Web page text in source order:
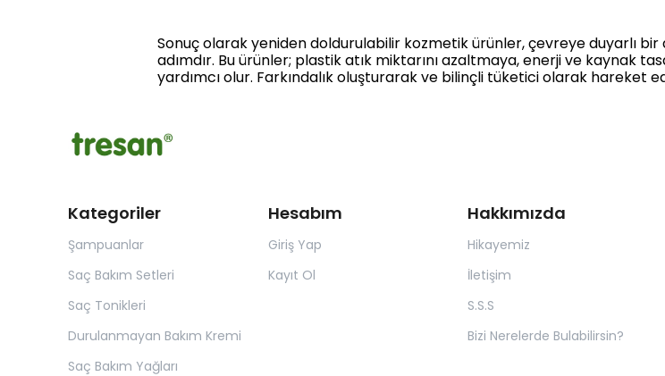
Sonuç olarak yeniden doldurulabilir kozmetik ürünler, çevreye duyarlı
adımdır. Bu ürünler; plastik atık miktarını azaltmaya, enerji ve kaynak
yardımcı olur. Farkındalık oluşturarak ve bilinçli tüketici olarak
Kategoriler
Şampuanlar
Saç Bakım Setleri
Saç Tonikleri
Durulanmayan Bakım Kremi
Saç Bakım Yağları
Hesabım
Giriş Yap
Kayıt Ol
Hakkımızda
Hikayemiz
İletişim
S.S.S
Bizi Nerelerde Bulabilirsin?